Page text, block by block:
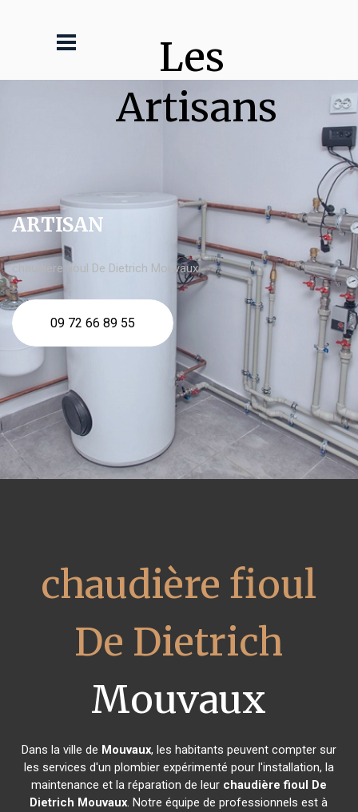
Les
Artisans
ARTISAN
chaudière fioul De Dietrich Mouvaux
09 72 66 89 55
chaudière fioul
De Dietrich
Mouvaux
Dans la ville de Mouvaux, les habitants peuvent compter sur
les services d'un plombier expérimenté pour l'installation, la
maintenance et la réparation de leur chaudière fioul De
Dietrich Mouvaux. Notre équipe de professionnels est à